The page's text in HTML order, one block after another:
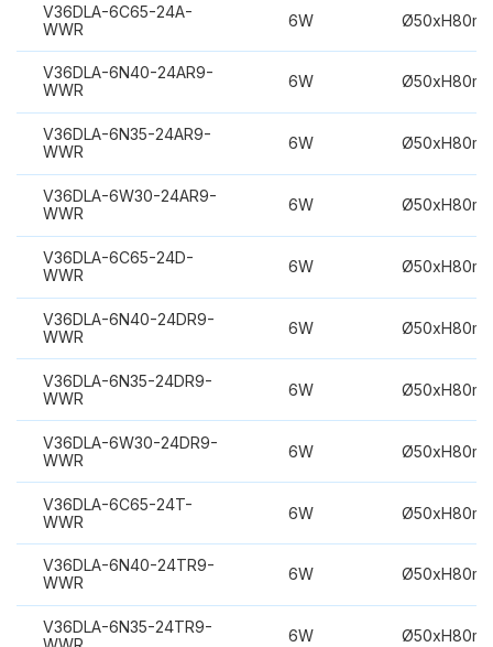
V36DLA-6C65-24A-
WWR
6W
V36DLA-6N40-24AR9-
WWR
6W
V36DLA-6N35-24AR9-
WWR
6W
V36DLA-6W30-24AR9-
WWR
6W
V36DLA-6C65-24D-
WWR
6W
V36DLA-6N40-24DR9-
WWR
6W
V36DLA-6N35-24DR9-
WWR
6W
V36DLA-6W30-24DR9-
WWR
6W
V36DLA-6C65-24T-
WWR
6W
V36DLA-6N40-24TR9-
WWR
6W
V36DLA-6N35-24TR9-
6W